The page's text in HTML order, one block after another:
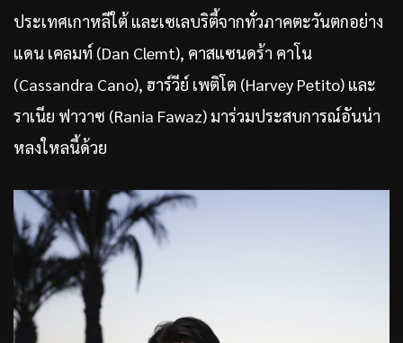
ประเทศเกาหลีใต้ และเซเลบริตี้จากทั่วภาคตะวันตกอย่าง
แดน เคลมท์ (Dan Clemt), คาสแซนดร้า คาโน
(Cassandra Cano), ฮาร์วีย์ เพติโต (Harvey Petito) และ
ราเนีย ฟาวาซ (Rania Fawaz) มาร่วมประสบการณ์อันน่า
หลงใหลนี้ด้วย